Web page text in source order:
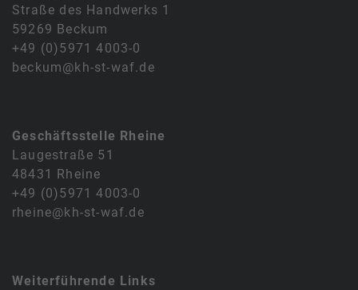
Straße des Handwerks 1
59269 Beckum
+49 (0)5971 4003-0
beckum@kh-st-waf.de
Geschäftsstelle Rheine
Laugestraße 51
48431 Rheine
+49 (0)5971 4003-0
rheine@kh-st-waf.de
Weiterführende Links